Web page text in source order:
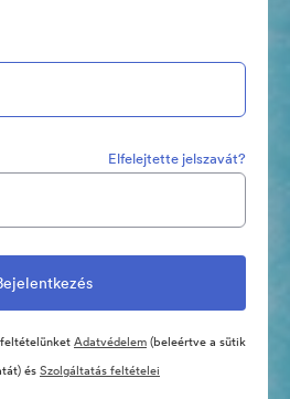
Elfelejtette jelszavát?
Adatvédelem(beleértve a sütik
ésSzolgáltatás feltételei